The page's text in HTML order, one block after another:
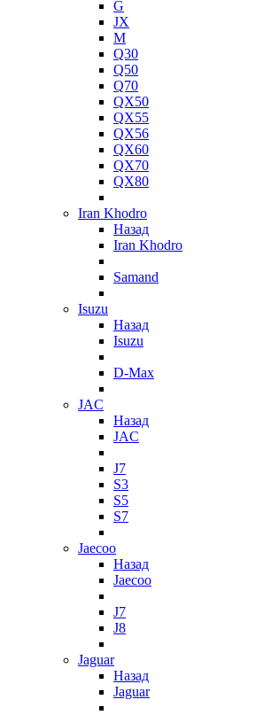
G
JX
M
Q30
Q50
Q70
QX50
QX55
QX56
QX60
QX70
QX80
Iran Khodro
Назад
Iran Khodro
Samand
Isuzu
Назад
Isuzu
D-Max
JAC
Назад
JAC
J7
S3
S5
S7
Jaecoo
Назад
Jaecoo
J7
J8
Jaguar
Назад
Jaguar